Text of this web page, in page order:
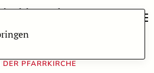
PFARRKIRCHE